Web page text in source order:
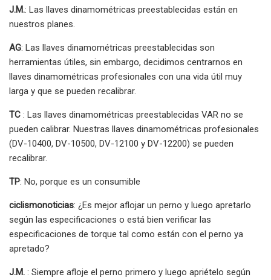
J.M.: Las llaves dinamométricas preestablecidas están en
nuestros planes.
AG: Las llaves dinamométricas preestablecidas son
herramientas útiles, sin embargo, decidimos centrarnos en
llaves dinamométricas profesionales con una vida útil muy
larga y que se pueden recalibrar.
TC : Las llaves dinamométricas preestablecidas VAR no se
pueden calibrar. Nuestras llaves dinamométricas profesionales
(DV-10400, DV-10500, DV-12100 y DV-12200) se pueden
recalibrar.
TP: No, porque es un consumible
ciclismonoticias: ¿Es mejor aflojar un perno y luego apretarlo
según las especificaciones o está bien verificar las
especificaciones de torque tal como están con el perno ya
apretado?
J.M. : Siempre afloje el perno primero y luego apriételo según